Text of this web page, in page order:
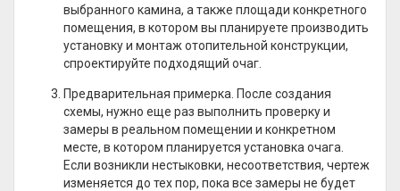
выбранного камина, а также площади конкретного
помещения, в котором вы планируете производить
установку и монтаж отопительной конструкции,
спроектируйте подходящий очаг.
Предварительная примерка. После создания
схемы, нужно еще раз выполнить проверку и
замеры в реальном помещении и конкретном
месте, в котором планируется установка очага.
Если возникли нестыковки, несоответствия, чертеж
изменяется до тех пор, пока все замеры не будет